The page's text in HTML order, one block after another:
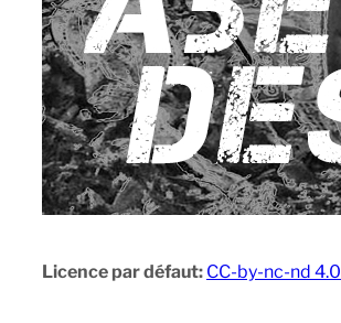
Licence par défaut: CC-by-nc-nd 4.0